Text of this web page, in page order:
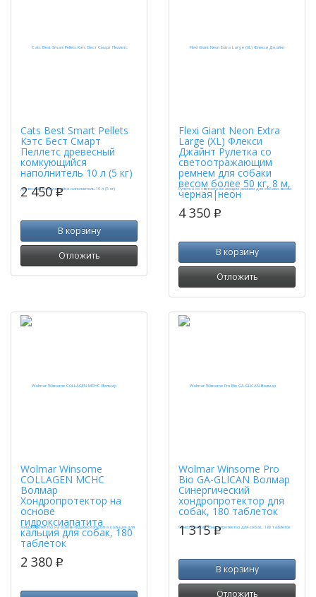
Cats Best Smart Pellets
Кэтс Бест Смарт
Пеллетс древесный
комкующийся
наполнитель 10 л (5 кг)
2 450p
В корзину
Отложить
Flexi Giant Neon Extra
Large (XL) Флекси
Джайнт Рулетка со
светоотражающим
ремнем для собаки
весом более 50 кг, 8 м,
черная|неон
4 350 p
В корзину
Отложить
Wolmar Winsome
COLLAGEN MCHC
Волмар
Хондропротектор на
основе
гидроксиапатита
кальция для собак, 180
таблеток
2 380 p
Wolmar Winsome Pro
Bio GA-GLICAN Волмар
Синергический
хондропротектор для
собак, 180 таблеток
1 315p
В корзину
Отложить